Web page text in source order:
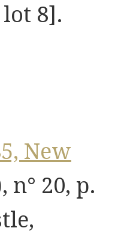
lot 8].
New
n° 20, p.